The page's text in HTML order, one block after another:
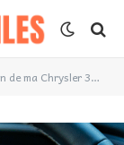
300 C ne marche plus : Que faire ?